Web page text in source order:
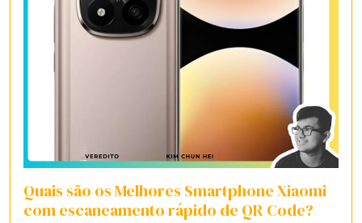
Quais são os Melhores Smartphone Xiaomi
com escaneamento rápido de QR Code?